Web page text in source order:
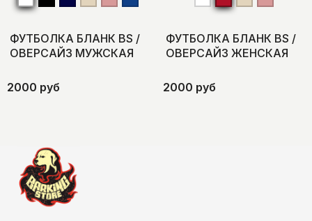
ФУТБОЛКА БЛАНК BS /
ОВЕРСАЙЗ МУЖСКАЯ
2000 руб
ФУТБОЛКА БЛАНК BS /
ОВЕРСАЙЗ ЖЕНСКАЯ
2000 руб